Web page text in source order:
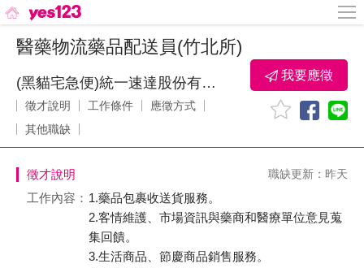
醫藥物流藥品配送員(竹北所)
(黑貓宅急便)統一速達股份有限公司
徵才說明 工作條件
應徵方式
其他職缺
我要應徵
徵才說明 職缺更新：昨天
工作內容： 1.藥品包裹收送貨服務。
2.客情維護、市場資訊與藥商和醫療單位意見蒐
集回饋。
3.生活商品、節慶商品銷售服務。